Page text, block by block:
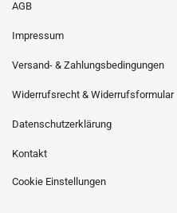
AGB
Impressum
Versand- & Zahlungsbedingungen
Widerrufsrecht & Widerrufsformular
Datenschutzerklärung
Kontakt
Cookie Einstellungen